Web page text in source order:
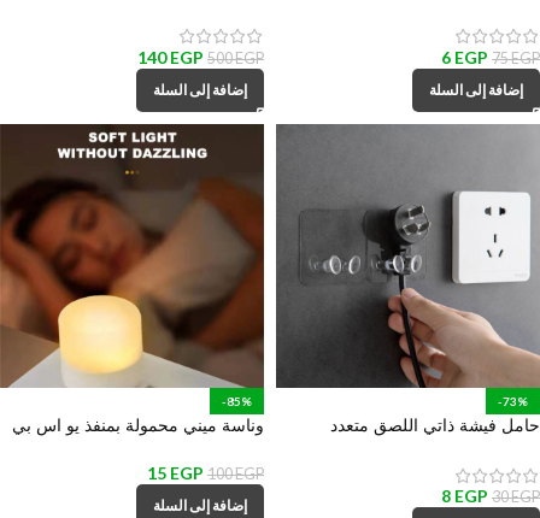
75EGP
6 EGP
إضافة إلى السلة
500EGP
140EGP
إضافة إلى السلة
-73%
حامل فيشة ذاتي اللصق متعدد
والهواتف والكابلات
30EGP
8 EGP
-85%
وناسة ميني محمولة بمنفذ يو اس بي
100EGP
15 EGP
إضافة إلى السلة